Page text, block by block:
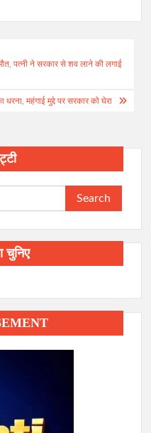
पत्नी ने सरकार से शव लाने की लगाई
महंगाई मुद्दे पर सरकार को घेरा
Search
for:
चुनिए